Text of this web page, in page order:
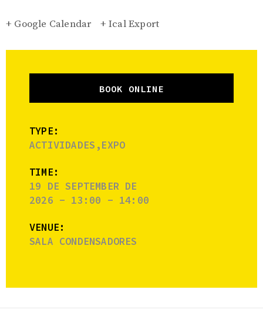
+ Google Calendar + Ical Export
BOOK ONLINE
TYPE:
ACTIVIDADES,EXPO
TIME:
19 DE SEPTEMBER DE
2026 - 13:00 - 14:00
VENUE:
SALA CONDENSADORES